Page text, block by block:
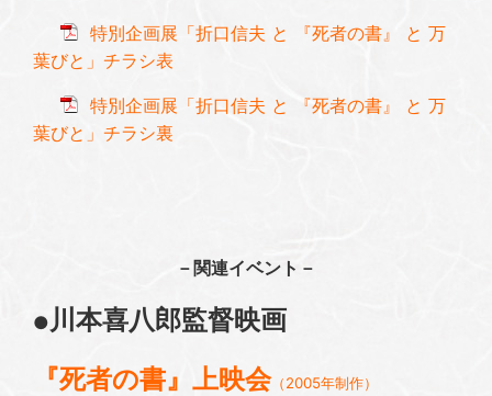
特別企画展「折口信夫 と 『死者の書』 と 万
葉びと」チラシ表
特別企画展「折口信夫 と 『死者の書』 と 万
葉びと」チラシ裏
－関連イベント－
● 川本喜八郎監督映画
『死者の書』上映会（2005年制作）